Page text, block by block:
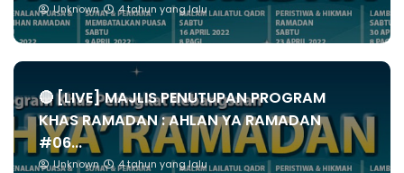
Unknown 4 tahun yang lalu
🔴 [LIVE] MAJLIS PENUTUPAN PROGRAM
KHAS RAMADAN : AHLAN YA RAMADAN
#06...
Unknown 4 tahun yang lalu